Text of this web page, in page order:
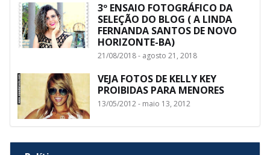
3º ENSAIO FOTOGRÁFICO DA
SELEÇÃO DO BLOG ( A LINDA
FERNANDA SANTOS DE NOVO
HORIZONTE-BA)
21/08/2018 - agosto 21, 2018
VEJA FOTOS DE KELLY KEY
PROIBIDAS PARA MENORES
13/05/2012 - maio 13, 2012